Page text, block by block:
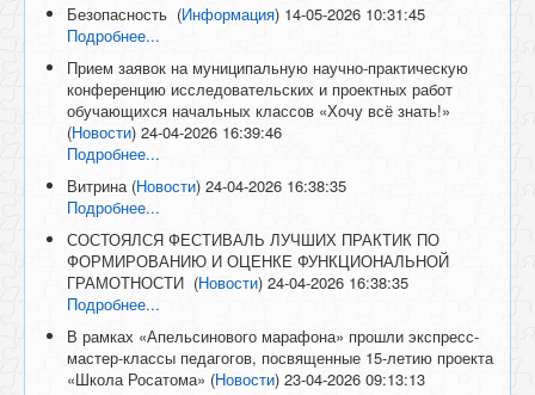
Безопасность (Информация) 14-05-2026 10:31:45
Подробнее...
Прием заявок на муниципальную научно-практическую
конференцию исследовательских и проектных работ
обучающихся начальных классов «Хочу всё знать!»
(Новости) 24-04-2026 16:39:46
Подробнее...
Витрина (Новости) 24-04-2026 16:38:35
Подробнее...
СОСТОЯЛСЯ ФЕСТИВАЛЬ ЛУЧШИХ ПРАКТИК ПО
ФОРМИРОВАНИЮ И ОЦЕНКЕ ФУНКЦИОНАЛЬНОЙ
ГРАМОТНОСТИ (Новости) 24-04-2026 16:38:35
Подробнее...
В рамках «Апельсинового марафона» прошли экспресс-
мастер-классы педагогов, посвященные 15-летию проекта
«Школа Росатома» (Новости) 23-04-2026 09:13:13